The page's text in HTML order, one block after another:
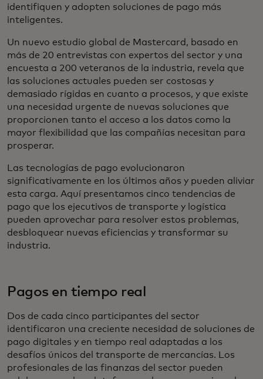
identifiquen y adopten soluciones de pago más
inteligentes.
Un nuevo estudio global de Mastercard, basado en
más de 20 entrevistas con expertos del sector y una
encuesta a 200 veteranos de la industria, revela que
las soluciones actuales pueden ser costosas y
demasiado rígidas en cuanto a procesos, y que existe
una necesidad urgente de nuevas soluciones que
proporcionen tanto el acceso a los datos como la
mayor flexibilidad que las compañías necesitan para
prosperar.
Las tecnologías de pago evolucionaron
significativamente en los últimos años y pueden aliviar
esta carga. Aquí presentamos cinco tendencias de
pago que los ejecutivos de transporte y logística
pueden aprovechar para resolver estos problemas,
desbloquear nuevas eficiencias y transformar su
industria.
Pagos en tiempo real
Dos de cada cinco participantes del sector
identificaron una creciente necesidad de soluciones de
pago digitales y en tiempo real adaptadas a los
desafíos únicos del transporte de mercancías. Los
profesionales de las finanzas del sector pueden